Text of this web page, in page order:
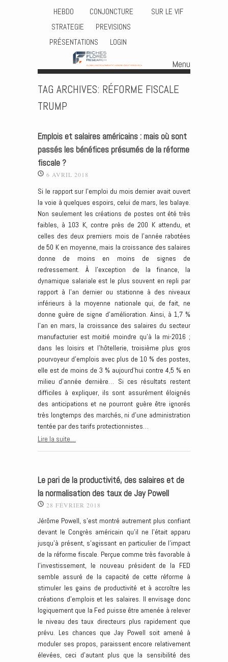
HEBDO CONJONCTURE
SUR LE VIF
STRATEGIE
PREVISIONS
PRÉSENTATIONS
LOGIN
Menu
TAG ARCHIVES: RÉFORME FISCALE
TRUMP
Emplois et salaires américains : mais où sont
passés les bénéfices présumés de la réforme
fiscale ?
6 AVRIL 2018
Si le rapport sur l’emploi du mois dernier avait ouvert
la voie à quelques espoirs, celui de mars, les balaye.
Non seulement les créations de postes ont été très
faibles, à 103 K, contre près de 200 K attendu, et
celles des deux premiers mois de l’année rabotées
de 50 K en moyenne, mais la croissance des salaires
donne de moins en moins de signes de
redressement. À l’exception de la finance, la
dynamique salariale est le plus souvent en repli par
rapport à l’an dernier ou stationne à des niveaux
inférieurs à la moyenne nationale qui, de fait, ne
donne guère de signe d’amélioration. Ainsi, à 1,7 %
l’an en mars, la croissance des salaires du secteur
manufacturier est moitié moindre qu’à la mi-2016 ;
dans les loisirs et l’hôtellerie, troisième plus gros
pourvoyeur d’emplois avec plus de 10 % des postes,
elle est de moins de 3 % aujourd’hui contre 4,5 % en
milieu d’année dernière… Si ces résultats restent
difficiles à expliquer, ils sont assurément éloignés
des anticipations et ne pourront guère être ignorés
très longtemps des marchés, ni d’une administration
tentée par des tarifs protectionnistes…
Lire la suite…
Le pari de la productivité, des salaires et de
la normalisation des taux de Jay Powell
28 FÉVRIER 2018
Jérôme Powell, s’est montré autrement plus confiant
devant le Congrès américain qu’il ne l’était apparu
jusqu’à présent, s’agissant en particulier de l’impact
de la réforme fiscale. Perçue comme très favorable à
l’investissement, le nouveau président de la FED
semble assuré de la capacité de cette réforme à
stimuler les gains de productivité et à accroître les
créations d’emplois et les salaires. Il envisage donc
logiquement que la Fed puisse être amenée à relever
le niveau des taux directeurs plus rapidement que
prévu. Les chances que Jay Powell soit amené à
moduler ses propos, paraissent encore relativement
élevées, ceci d’autant plus que la sensibilité des